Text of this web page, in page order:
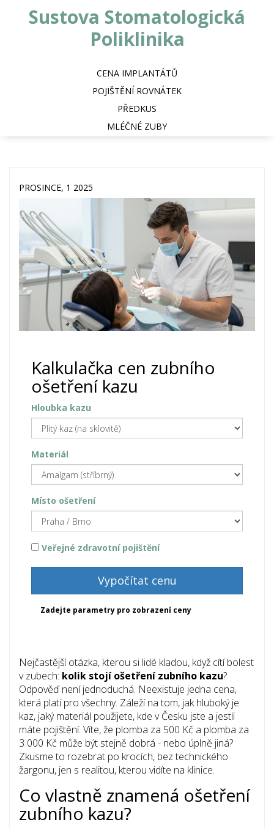
Sustova Stomatologická
Poliklinika
CENA IMPLANTÁTŮ
POJIŠTĚNÍ ROVNÁTEK
PŘEDKUS
MLÉČNÉ ZUBY
PROSINCE, 1 2025
Kalkulačka cen zubního
ošetření kazu
Hloubka kazu
Materiál
Místo ošetření
Veřejné zdravotní pojištění
Vypočítat cenu
Zadejte parametry pro zobrazení ceny
Nejčastější otázka, kterou si lidé kladou, když cítí bolest
v zubech: kolik stojí ošetření zubního kazu?
Odpověď není jednoduchá. Neexistuje jedna cena,
která platí pro všechny. Záleží na tom, jak hluboký je
kaz, jaký materiál použijete, kde v Česku jste a jestli
máte pojištění. Víte, že plomba za 500 Kč a plomba za
3 000 Kč může být stejně dobrá - nebo úplně jiná?
Zkusme to rozebrat po krocích, bez technického
žargonu, jen s realitou, kterou vidíte na klinice.
Co vlastně znamená ošetření
zubního kazu?